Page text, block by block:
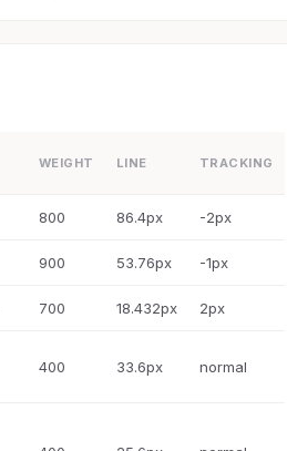
WEIGHT LINE TRACKING
800 86.4px -2px
900 53.76px -1px
700 18.432px 2px
400 33.6px normal